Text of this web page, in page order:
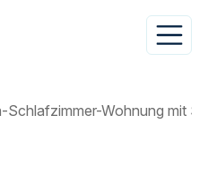
Schlafzimmer-Wohnung mit